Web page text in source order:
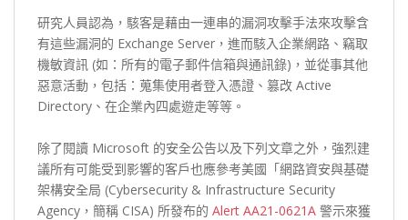
研究人員認為，駭客是藉由一連串的漏洞攻擊手法來攻擊含
有這些漏洞的 Exchange Server，進而駭入企業網路、竊取
機敏資訊 (如：所有的電子郵件信箱與通訊錄)，並從事其他
惡意活動，包括：蒐集使用者登入憑證、篡改 Active
Directory、在企業內四處遊走等等。
除了閱讀 Microsoft 的安全公告以及下列文章之外，強烈建
議所有可能受到影響的客戶也應參考美國「網路資安與基礎
架構安全局 (Cybersecurity & Infrastructure Security
Agency，簡稱 CISA) 所發布的 Alert AA21-0621A 警示來獲